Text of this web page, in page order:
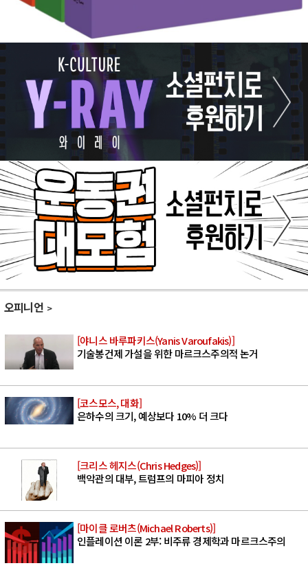
오피니언
[야니스 바루파키스(Yanis Varoufakis)]
기술봉건제 가설을 위한 마르크스주의적 논거
[코스모스, 대화]
은하수의 크기, 예상보다 10% 더 크다
[크리스 헤지스(Chris Hedges)]
백악관의 대부, 트럼프의 마피아 정치
[마이클 로버츠(Michael Roberts)]
인플레이션 이론 2부: 비주류 경제학과 마르크스주의